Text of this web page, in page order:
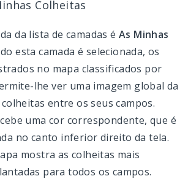
Colheitas
da lista de camadas é As Minhas
esta camada é selecionada, os
no mapa classificados por
lhe ver uma imagem global da
entre os seus campos.
uma cor correspondente, que é
no canto inferior direito da tela.
mostra as colheitas mais
para todos os campos.